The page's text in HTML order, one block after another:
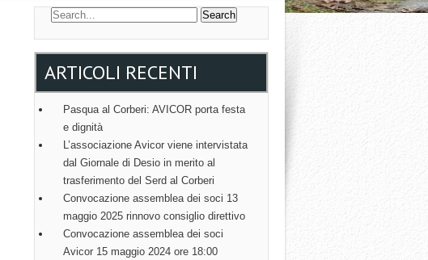
ARTICOLI RECENTI
Pasqua al Corberi: AVICOR porta festa
e dignità
L’associazione Avicor viene intervistata
dal Giornale di Desio in merito al
trasferimento del Serd al Corberi
Convocazione assemblea dei soci 13
maggio 2025 rinnovo consiglio direttivo
Convocazione assemblea dei soci
Avicor 15 maggio 2024 ore 18:00